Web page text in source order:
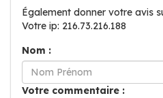
Également donner votre avis
Votre ip: 216.73.216.188
Nom :
Votre commentaire :